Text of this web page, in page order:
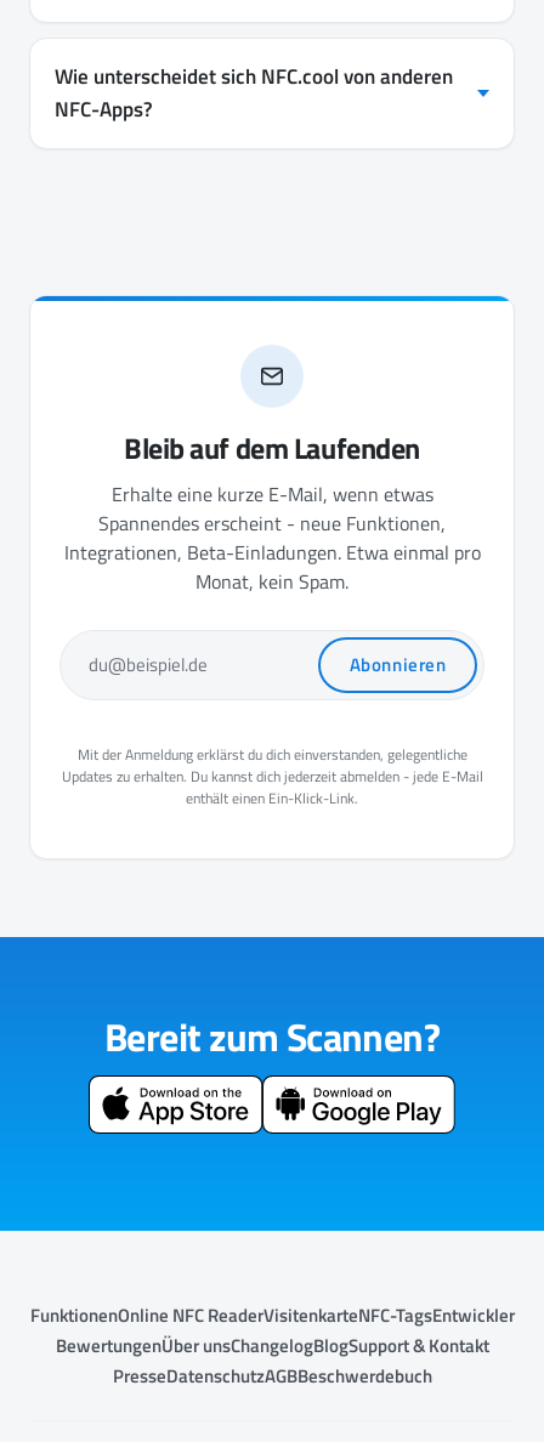
Wie unterscheidet sich NFC.cool von anderen
NFC-Apps?
Bleib auf dem Laufenden
Erhalte eine kurze E-Mail, wenn etwas
Spannendes erscheint - neue Funktionen,
Integrationen, Beta-Einladungen. Etwa einmal pro
Monat, kein Spam.
du@beispiel.de Abonnieren
Mit der Anmeldung erklärst du dich einverstanden, gelegentliche
Updates zu erhalten. Du kannst dich jederzeit abmelden - jede E-Mail
enthält einen Ein-Klick-Link.
Bereit zum Scannen?
FunktionenOnline NFC ReaderVisitenkarteNFC-TagsEntwickler
BewertungenÜber unsChangelogBlogSupport & Kontakt
PresseDatenschutzAGBBeschwerdebuch